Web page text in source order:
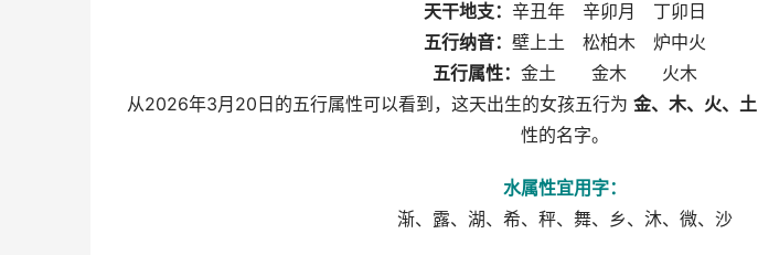
天干地支： 辛丑年 辛卯月 丁卯日
五行纳音： 壁上土 松柏木 炉中火
五行属性： 金土 金木 火木
从2026年3月20日的五行属性可以看到，这天出生的女孩五行为 金、木、火、土
性的名字。
水属性宜用字：
渐、露、湖、希、秤、舞、乡、沐、微、沙